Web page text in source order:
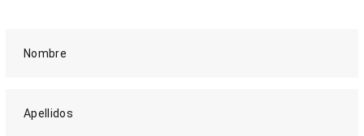
Nombre
Apellidos